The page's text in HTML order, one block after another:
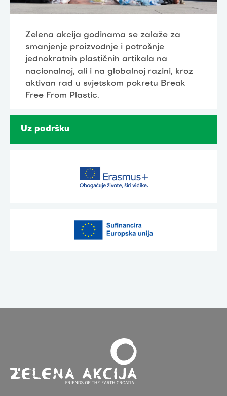
Zelena akcija godinama se zalaže za
smanjenje proizvodnje i potrošnje
jednokratnih plastičnih artikala na
nacionalnoj, ali i na globalnoj razini, kroz
aktivan rad u svjetskom pokretu Break
Free From Plastic.
Uz podršku